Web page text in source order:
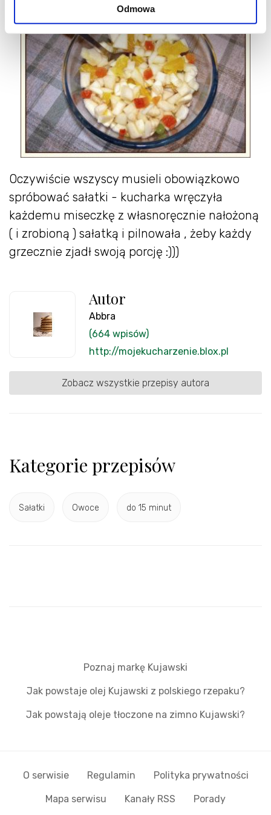
Odmowa
Oczywiście wszyscy musieli obowiązkowo
spróbować sałatki - kucharka wręczyła
każdemu miseczkę z własnoręcznie nałożoną
( i zrobioną ) sałatką i pilnowała , żeby każdy
grzecznie zjadł swoją porcję :)))
Autor
Abbra
(664 wpisów)
http://mojekucharzenie.blox.pl
Zobacz wszystkie przepisy autora
Kategorie przepisów
Sałatki Owoce do 15 minut
Poznaj markę Kujawski
Jak powstaje olej Kujawski z polskiego rzepaku?
Jak powstają oleje tłoczone na zimno Kujawski?
O serwisie Regulamin Polityka prywatności
Mapa serwisu Kanały RSS Porady